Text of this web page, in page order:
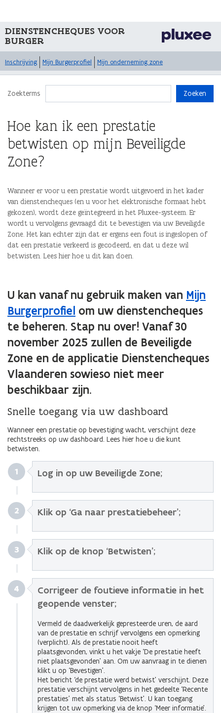
DIENSTENCHEQUES VOOR
BURGER
Inschrijving Mijn Burgerprofiel Mijn onderneming zone
Zoekterms Zoeken
Hoe kan ik een prestatie
betwisten op mijn Beveiligde
Zone?
Wanneer er voor u een prestatie wordt uitgevoerd in het kader
van dienstencheques (en u voor het elektronische formaat hebt
gekozen), wordt deze geïntegreerd in het Pluxee-systeem. Er
wordt u vervolgens gevraagd dit te bevestigen via uw Beveiligde
Zone. Het kan echter zijn dat er ergens een fout is ingeslopen of
dat een prestatie verkeerd is gecodeerd, en dat u deze wil
betwisten. Lees hier hoe u dit kan doen.
U kan vanaf nu gebruik maken van Mijn
Burgerprofiel om uw dienstencheques
te beheren. Stap nu over! Vanaf 30
november 2025 zullen de Beveiligde
Zone en de applicatie Dienstencheques
Vlaanderen sowieso niet meer
beschikbaar zijn.
Snelle toegang via uw dashboard
Wanneer een prestatie op bevestiging wacht, verschijnt deze
rechtstreeks op uw dashboard. Lees hier hoe u die kunt
betwisten.
1 Log in op uw Beveiligde Zone;
2 Klik op ‘Ga naar prestatiebeheer’;
3 Klik op de knop ‘Betwisten’;
4
Corrigeer de foutieve informatie in het
geopende venster;
Vermeld de daadwerkelijk gepresteerde uren, de aard
van de prestatie en schrijf vervolgens een opmerking
(verplicht). Als de prestatie nooit heeft
plaatsgevonden, vinkt u het vakje ‘De prestatie heeft
niet plaatsgevonden’ aan. Om uw aanvraag in te dienen
klikt u op ‘Bevestigen’.
Het bericht ‘de prestatie werd betwist’ verschijnt. Deze
prestatie verschijnt vervolgens in het gedeelte ‘Recente
prestaties’ met als status ‘Betwist’. U kan toegang
krijgen tot uw opmerking via de knop ‘Meer informatie’.